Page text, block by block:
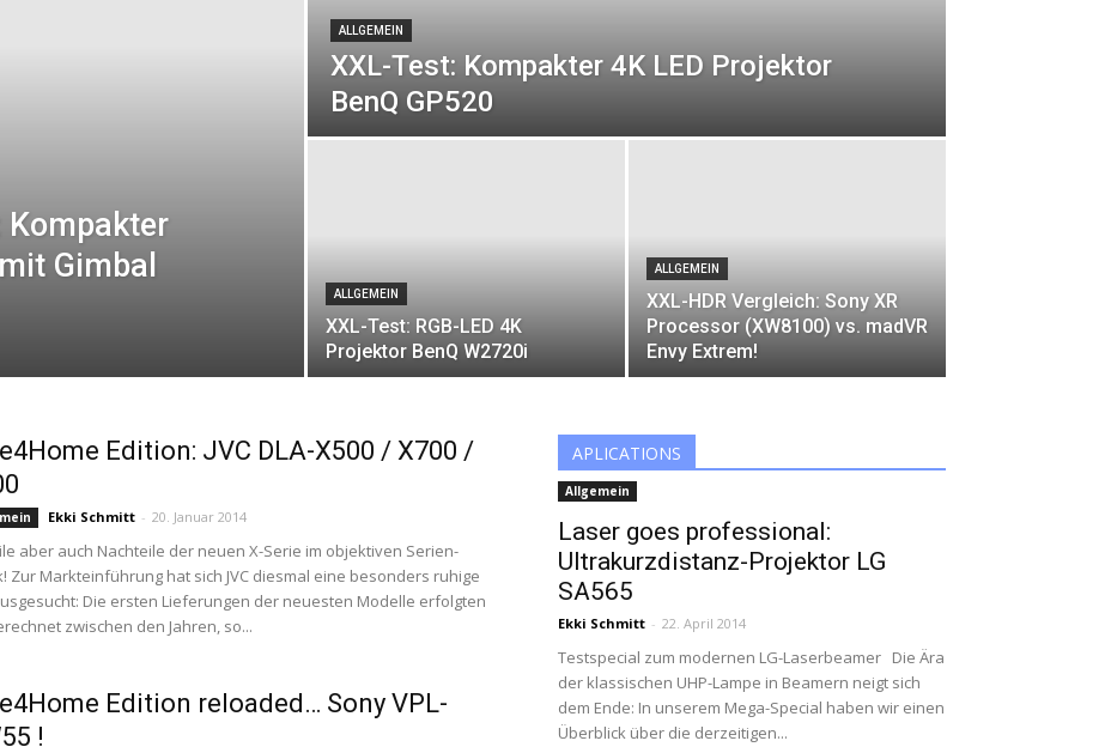
Kompakter
Gimbal
ALLGEMEIN
XXL-Test: Kompakter 4K LED Projektor
BenQ GP520
ALLGEMEIN
XXL-Test: RGB-LED 4K
Projektor BenQ W2720i
ALLGEMEIN
XXL-HDR Vergleich: Sony XR
Processor (XW8100) vs. madVR
Envy Extrem!
Edition: JVC DLA-X500 / X700 /
Ekki Schmitt - 20. Januar 2014
aber auch Nachteile der neuen X-Serie im objektiven Serien-
Zur Markteinführung hat sich JVC diesmal eine besonders ruhige
Die ersten Lieferungen der neuesten Modelle erfolgten
zwischen den Jahren, so...
Edition reloaded… Sony VPL-
!
APLICATIONS
Allgemein
Laser goes professional:
Ultrakurzdistanz-Projektor LG
SA565
Ekki Schmitt - 22. April 2014
Testspecial zum modernen LG-Laserbeamer Die Ära
der klassischen UHP-Lampe in Beamern neigt sich
dem Ende: In unserem Mega-Special haben wir einen
Überblick über die derzeitigen...